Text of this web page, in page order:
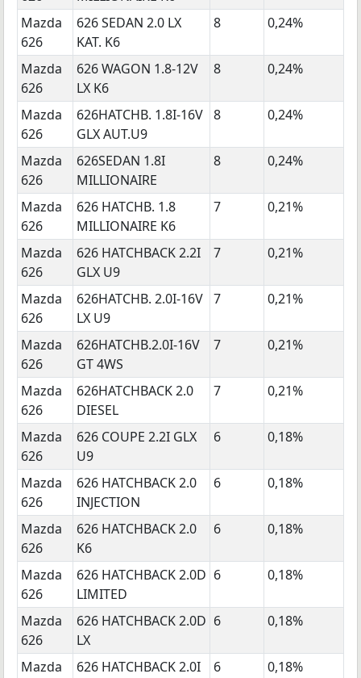
Mazda
626
626 SEDAN 2.0 LX
KAT. K6
8 0,24%
Mazda
626
626 WAGON 1.8-12V
LX K6
8 0,24%
Mazda
626
626HATCHB. 1.8I-16V
GLX AUT.U9
8 0,24%
Mazda
626
626SEDAN 1.8I
MILLIONAIRE
8 0,24%
Mazda
626
626 HATCHB. 1.8
MILLIONAIRE K6
7 0,21%
Mazda
626
626 HATCHBACK 2.2I
GLX U9
7 0,21%
Mazda
626
626HATCHB. 2.0I-16V
LX U9
7 0,21%
Mazda
626
626HATCHB.2.0I-16V
GT 4WS
7 0,21%
Mazda
626
626HATCHBACK 2.0
DIESEL
7 0,21%
Mazda
626
626 COUPE 2.2I GLX
U9
6 0,18%
Mazda
626
626 HATCHBACK 2.0
INJECTION
6 0,18%
Mazda
626
626 HATCHBACK 2.0
K6
6 0,18%
Mazda
626
626 HATCHBACK 2.0D
LIMITED
6 0,18%
Mazda
626
626 HATCHBACK 2.0D
LX
6 0,18%
Mazda
626 HATCHBACK 2.0I
6 0,18%